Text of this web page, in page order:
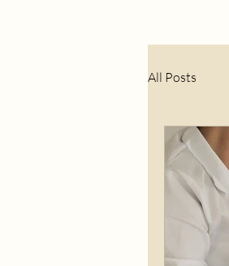
All Posts